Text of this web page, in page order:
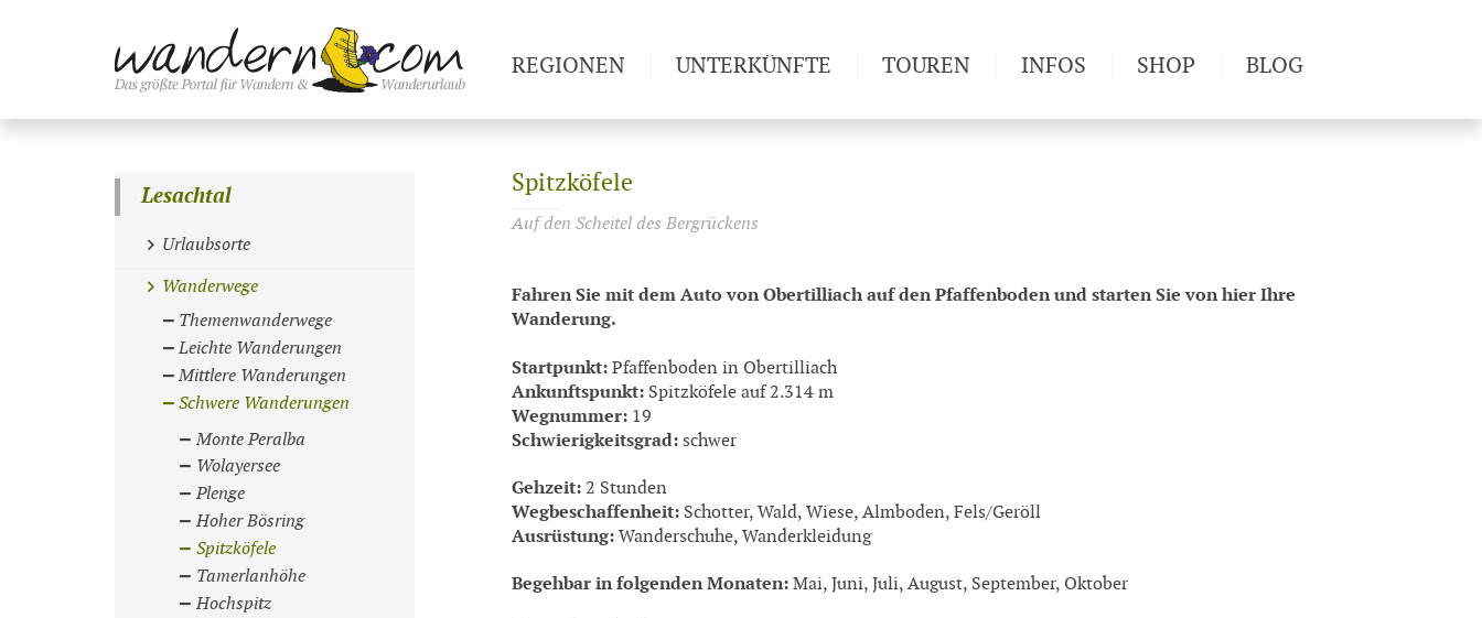
Spitzköfele
Auf den Scheitel des Bergrückens
Fahren Sie mit dem Auto von Obertilliach auf den Pfaffenboden und starten Sie von hier Ihre
Wanderung.
Startpunkt: Pfaffenboden in Obertilliach
Ankunftspunkt: Spitzköfele auf 2.314 m
Wegnummer: 19
Schwierigkeitsgrad: schwer
Gehzeit: 2 Stunden
Wegbeschaffenheit: Schotter, Wald, Wiese, Almboden, Fels/Geröll
Ausrüstung: Wanderschuhe, Wanderkleidung
Begehbar in folgenden Monaten: Mai, Juni, Juli, August, September, Oktober
Lesachtal
Urlaubsorte
Wanderwege
Themenwanderwege
Leichte Wanderungen
Mittlere Wanderungen
Schwere Wanderungen
Monte Peralba
Wolayersee
Plenge
Hoher Bösring
Spitzköfele
Tamerlanhöhe
Hochspitz
REGIONEN UNTERKÜNFTE TOUREN INFOS
Newsletter
SHOP BLOG